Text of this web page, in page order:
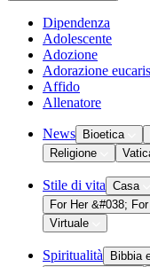
Dipendenza
Adolescente
Adozione
Adorazione
Affido
Allenatore
News Bioetica
Religione
Stile di vita Casa
For Her &#038;
Virtuale
Spiritualità Bibbia